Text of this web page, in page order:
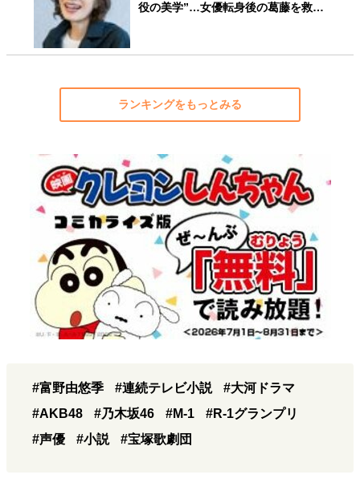
役の美学”…女優転身後の葛藤を救…
ランキングをもっとみる
#富野由悠季 #連続テレビ小説
#大河ドラマ
#AKB48
#乃木坂46 #M-1
#R-1グランプリ
#声優
#小説 #宝塚歌劇団